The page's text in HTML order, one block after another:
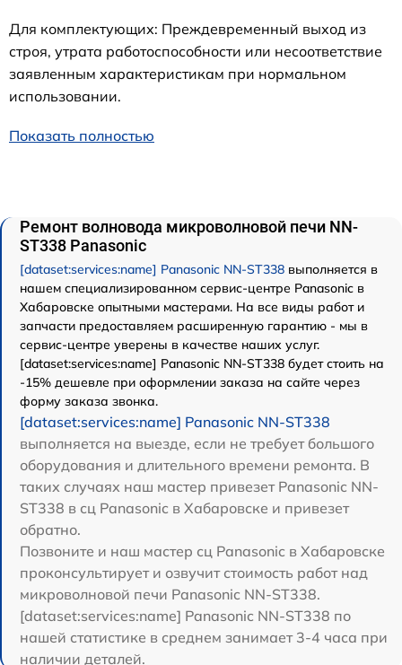
Для комплектующих: Преждевременный выход из
строя, утрата работоспособности или несоответствие
заявленным характеристикам при нормальном
использовании.
Показать полностью
Ремонт волновода микроволновой печи NN-
ST338 Panasonic
[dataset:services:name] Panasonic NN-ST338 выполняется в
нашем специализированном сервис-центре Panasonic в
Хабаровске опытными мастерами. На все виды работ и
запчасти предоставляем расширенную гарантию - мы в
сервис-центре уверены в качестве наших услуг.
[dataset:services:name] Panasonic NN-ST338 будет стоить на
-15% дешевле при оформлении заказа на сайте через
форму заказа звонка.
[dataset:services:name] Panasonic NN-ST338
выполняется на выезде, если не требует большого
оборудования и длительного времени ремонта. В
таких случаях наш мастер привезет Panasonic NN-
ST338 в сц Panasonic в Хабаровске и привезет
обратно.
Позвоните и наш мастер сц Panasonic в Хабаровске
проконсультирует и озвучит стоимость работ над
микроволновой печи Panasonic NN-ST338.
[dataset:services:name] Panasonic NN-ST338 по
нашей статистике в среднем занимает 3-4 часа при
наличии деталей.